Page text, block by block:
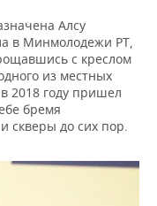
Алсу
в Минмолодежи РТ,
с креслом
из местных
2018 году пришел
бремя
скверы до сих пор.